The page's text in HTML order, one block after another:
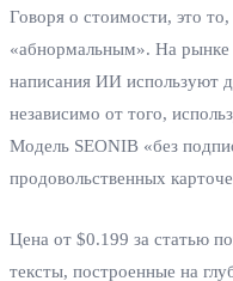
Говоря о стоимости, это
«абнормальным». На рынке
написания ИИ используют
независимо от того,
Модель SEONIB «без
продовольственных
Цена от $0.199 за статью
тексты, построенные на